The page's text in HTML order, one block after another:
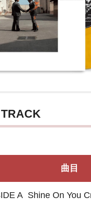
曲目
A Shine On You